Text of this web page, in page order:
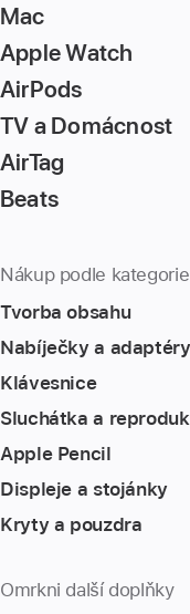
Mac
Apple Watch
AirPods
TV a Domácnost
AirTag
Beats
Nákup podle
Tvorba obsahu
Nabíječky a adaptéry
Klávesnice
Sluchátka a
Apple Pencil
Displeje a stojánky
Kryty a pouzdra
Omrkni další doplňky